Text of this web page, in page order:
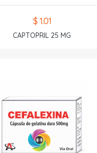
$ 1.01
CAPTOPRIL 25 MG